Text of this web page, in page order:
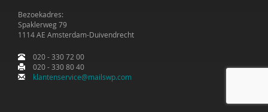
Ben Boksebeld
Evelyn Boksebeld
Arjan Bolt
Bezoekadres:
Spaklerweg 79
1114 AE Amsterdam-Duivendrecht
020 - 330 72 00
020 - 330 80 40
klantenservice@mailswp.com